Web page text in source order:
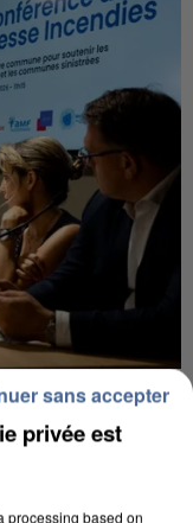
UN ÉLAN
privée est
processing based on
sans accepter